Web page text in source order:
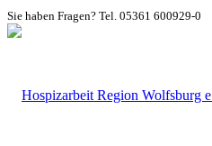
Sie haben Fragen? Tel. 05361 600929-0